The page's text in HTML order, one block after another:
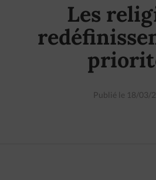
Les
Publié le 18/03/